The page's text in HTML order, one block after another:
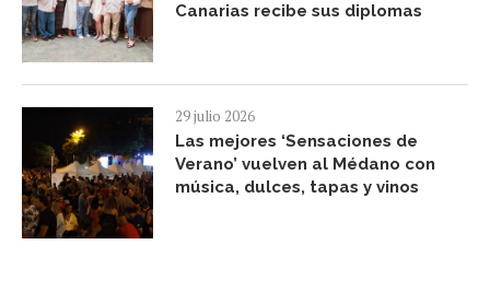
Canarias recibe sus diplomas
29 julio 2026
Las mejores ‘Sensaciones de
Verano’ vuelven al Médano con
música, dulces, tapas y vinos